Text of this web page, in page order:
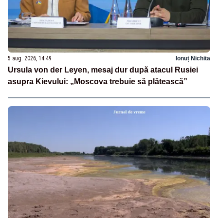
5 aug. 2026, 14:49 Ionuț Nichita
Ursula von der Leyen, mesaj dur după atacul Rusiei
asupra Kievului: „Moscova trebuie să plătească”